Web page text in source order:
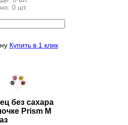
0 шт.
Купить в 1 клик
без сахара
Prism M